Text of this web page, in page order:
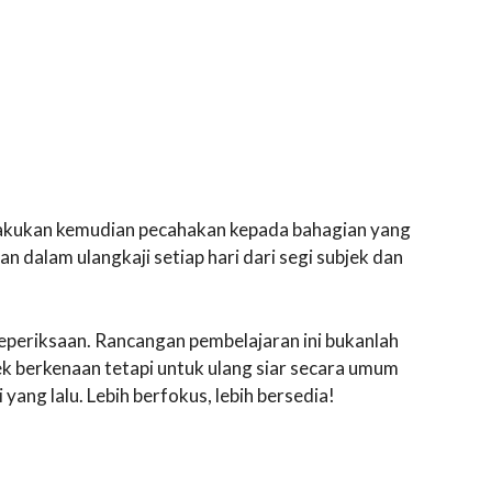
kemudian pecahakan kepada bahagian yang
dalam ulangkaji setiap hari dari segi subjek dan
Rancangan pembelajaran ini bukanlah
berkenaan tetapi untuk ulang siar secara umum
lalu. Lebih berfokus, lebih bersedia!